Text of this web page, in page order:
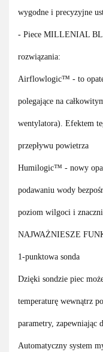
wygodne i precyzyjne
- Piece MILLENIAL
rozwiązania:
Airflowlogic™ - to
polegające na
wentylatora). Efektem
przepływu powietrza
Humilogic™ - nowy
podawaniu wody
poziom wilgoci i
NAJWAŻNIESZE
1-punktowa sonda
Dzięki sondzie piec
temperaturę wewnątrz
parametry, zapewniając
Automatyczny system